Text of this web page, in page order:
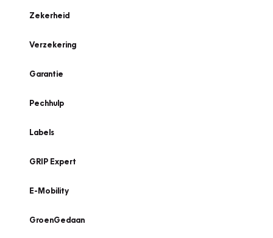
Zekerheid
Verzekering
Garantie
Pechhulp
Labels
GRIP Expert
E-Mobility
GroenGedaan